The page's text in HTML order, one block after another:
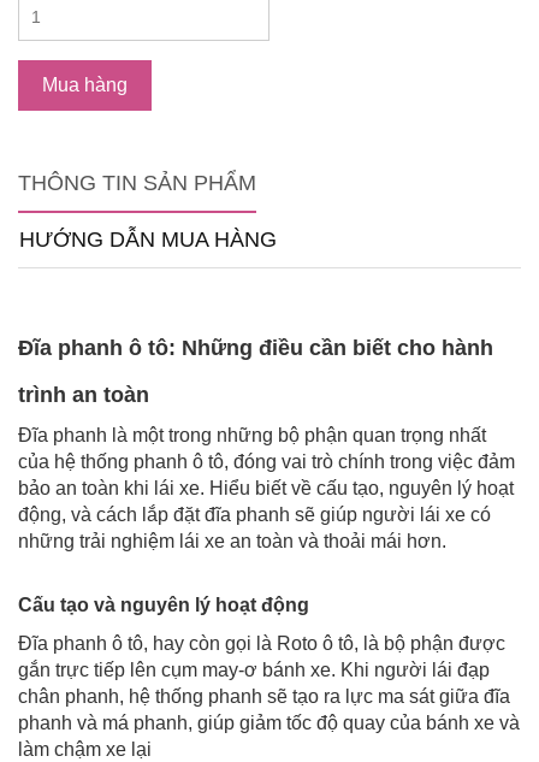
Mua hàng
THÔNG TIN SẢN PHẨM
HƯỚNG DẪN MUA HÀNG
Đĩa phanh ô tô: Những điều cần biết cho hành
trình an toàn
Đĩa phanh là một trong những bộ phận quan trọng nhất
của hệ thống phanh ô tô, đóng vai trò chính trong việc đảm
bảo an toàn khi lái xe. Hiểu biết về cấu tạo, nguyên lý hoạt
động, và cách lắp đặt đĩa phanh sẽ giúp người lái xe có
những trải nghiệm lái xe an toàn và thoải mái hơn.
Cấu tạo và nguyên lý hoạt động
Đĩa phanh ô tô, hay còn gọi là Roto ô tô, là bộ phận được
gắn trực tiếp lên cụm may-ơ bánh xe. Khi người lái đạp
chân phanh, hệ thống phanh sẽ tạo ra lực ma sát giữa đĩa
phanh và má phanh, giúp giảm tốc độ quay của bánh xe và
làm chậm xe lại